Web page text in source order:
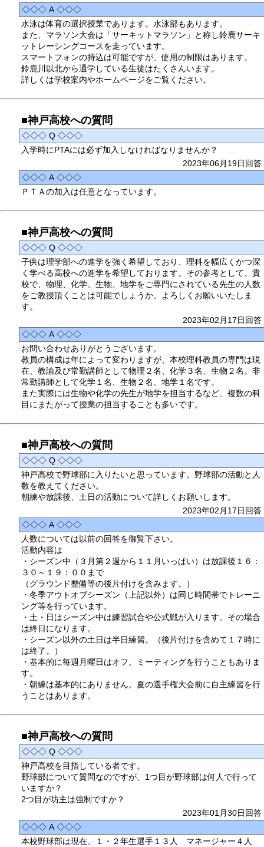
◇◇◇ A ◇◇◇
水泳は体育の選択授業であります。水泳部もあります。
また、マラソン大会は「サーキットマラソン」と称し鈴鹿サーキ
ットレーシングコースを走っています。
スマートフォンの持込は可能ですが、使用の制限はあります。
鈴鹿川以北から通学している生徒はたくさんいます。
詳しくは学校案内やホームページをご覧ください。
■神戸高校への質問
◇◇◇ Q ◇◇◇
入学時にPTAには必ず加入しなければなりませんか？
2023年06月19日回答
◇◇◇ A ◇◇◇
ＰＴＡの加入は任意となっています。
■神戸高校への質問
◇◇◇ Q ◇◇◇
子供は理学部への進学を強く希望しており、理科を幅広くかつ深
く学べる高校への進学を希望しております。その参考として、貴
校で、物理、化学、生物、地学をご専門にされている先生の人数
をご教授頂くことは可能でしょうか。よろしくお願いいたしま
す。
2023年02月17日回答
◇◇◇ A ◇◇◇
お問い合わせありがとうございます。
教員の構成は年によって変わりますが、本校理科教員の専門は現
在、教諭及び常勤講師として物理２名、化学３名、生物２名。非
常勤講師として化学１名、生物２名、地学１名です。
また実際には生物や化学の先生が地学を担当するなど、複数の科
目にまたがって授業の担当することも多いです。
■神戸高校への質問
◇◇◇ Q ◇◇◇
神戸高校で野球部に入りたいと思っています。野球部の活動と人
数を教えてください。
朝練や放課後、土日の活動について詳しくお願いします。
2023年02月17日回答
◇◇◇ A ◇◇◇
人数については以前の回答を御覧下さい。
活動内容は
・シーズン中（３月第２週から１１月いっぱい）は放課後１６：
３０～１９：００まで
（グラウンド整備等の後片付けを含みます。）
・冬季アウトオブシーズン（上記以外）は同じ時間帯でトレーニ
ング等を行っています。
・土・日はシーズン中は練習試合や公式戦が入ります。その場合
は終日になります。
・シーズン以外の土日は半日練習。（後片付けを含めて１７時に
は終了。）
・基本的に毎週月曜日はオフ。ミーティングを行うこともありま
す。
・朝練は基本的にありません。夏の選手権大会前に自主練習を行
うことはあります。
■神戸高校への質問
◇◇◇ Q ◇◇◇
神戸高校を目指している者です。
野球部について質問なのですが、1つ目が野球部は何人で行って
いますか？
2つ目が坊主は強制ですか？
2023年01月30日回答
◇◇◇ A ◇◇◇
本校野球部は現在、１・２年生選手１３人 マネージャー４人